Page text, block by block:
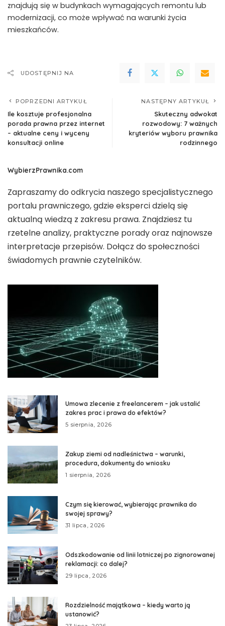
znajdują się w budynkach wymagających remontu lub
modernizacji, co może wpływać na warunki życia
mieszkańców.
UDOSTĘPNIJ NA
POPRZEDNI ARTYKUŁ
Ile kosztuje profesjonalna
porada prawna przez internet
– aktualne ceny i wyceny
konsultacji online
NASTĘPNY ARTYKUŁ
Skuteczny adwokat
rozwodowy: 7 ważnych
kryteriów wyboru prawnika
rodzinnego
WybierzPrawnika.com
Zapraszamy do odkrycia naszego specjalistycznego
portalu prawniczego, gdzie eksperci dzielą się
aktualną wiedzą z zakresu prawa. Znajdziesz tu
rzetelne analizy, praktyczne porady oraz najnowsze
interpretacje przepisów. Dołącz do społeczności
świadomych prawnie czytelników.
Umowa zlecenie z freelancerem – jak ustalić
zakres prac i prawa do efektów?
5 sierpnia, 2026
Zakup ziemi od nadleśnictwa – warunki,
procedura, dokumenty do wniosku
1 sierpnia, 2026
Czym się kierować, wybierając prawnika do
swojej sprawy?
31 lipca, 2026
Odszkodowanie od linii lotniczej po zignorowanej
reklamacji: co dalej?
29 lipca, 2026
Rozdzielność majątkowa – kiedy warto ją
ustanowić?